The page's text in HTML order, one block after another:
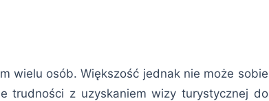
wielu osób. Większość jednak nie może sobie
trudności z uzyskaniem wizy turystycznej do